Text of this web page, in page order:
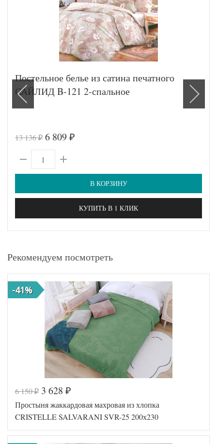
Постельное белье из сатина печатного
САЙЛИД B-121 2-спальное
13 136₽ 6 809 ₽
В КОРЗИНУ
КУПИТЬ В 1 КЛИК
Рекомендуем посмотреть
-41%
6 150₽ 3 628 ₽
Простыня жаккардовая махровая из хлопка
CRISTELLE SALVARANI SVR-25 200х230